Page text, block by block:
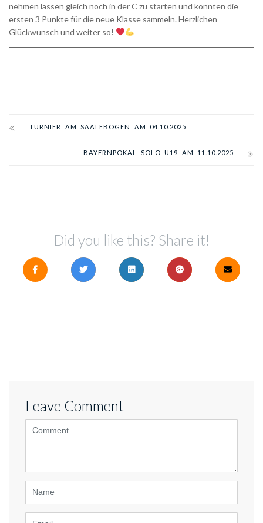
nehmen lassen gleich noch in der C zu starten und konnten die
ersten 3 Punkte für die neue Klasse sammeln. Herzlichen
Glückwunsch und weiter so!
TURNIER AM SAALEBOGEN AM 04.10.2025
BAYERNPOKAL SOLO U19 AM 11.10.2025
Did you like this? Share it!
Leave Comment